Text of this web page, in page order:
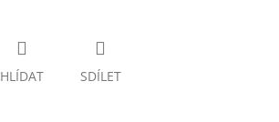
HLÍDAT SDÍLET